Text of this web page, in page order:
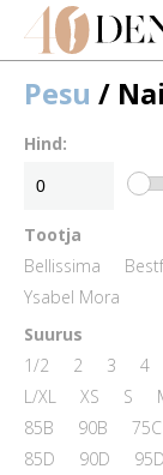
Pesu /
Hind:
Tootja
Bellissima
Ysabel Mora
Suurus
1/2
2 3 4
L/XL
XS S
85B
90B 75C
85D
90D 95D